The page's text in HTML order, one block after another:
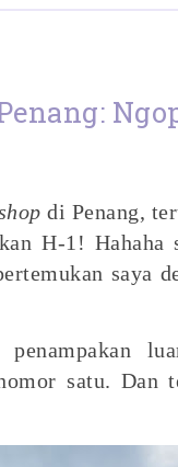
di Penang,
H-1!
saya
satu. Dan